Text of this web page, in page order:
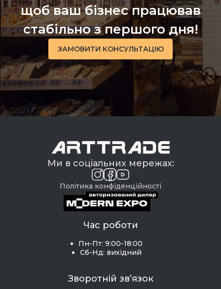
щоб ваш бізнес працював
стабільно з першого дня!
ЗАМОВИТИ КОНСУЛЬТАЦІЮ
Ми в соціальних мережах:
Політика конфіденційності
Час роботи
Пн-Пт: 9:00-18:00
Сб-Нд: вихідний
Зворотній зв’язок